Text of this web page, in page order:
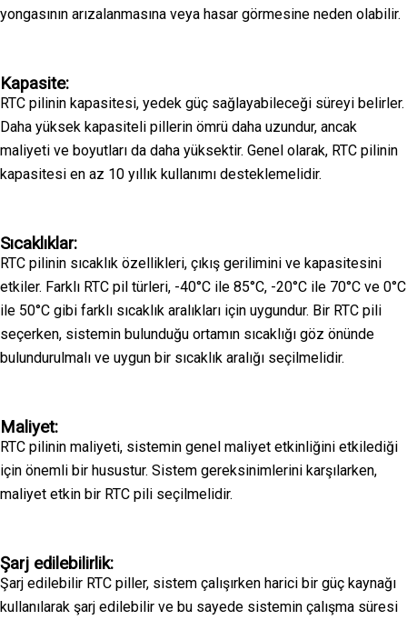
yongasının arızalanmasına veya hasar görmesine neden olabilir.
Kapasite:
RTC pilinin kapasitesi, yedek güç sağlayabileceği süreyi belirler.
Daha yüksek kapasiteli pillerin ömrü daha uzundur, ancak
maliyeti ve boyutları da daha yüksektir. Genel olarak, RTC pilinin
kapasitesi en az 10 yıllık kullanımı desteklemelidir.
Sıcaklıklar:
RTC pilinin sıcaklık özellikleri, çıkış gerilimini ve kapasitesini
etkiler. Farklı RTC pil türleri, -40°C ile 85°C, -20°C ile 70°C ve 0°C
ile 50°C gibi farklı sıcaklık aralıkları için uygundur. Bir RTC pili
seçerken, sistemin bulunduğu ortamın sıcaklığı göz önünde
bulundurulmalı ve uygun bir sıcaklık aralığı seçilmelidir.
Maliyet:
RTC pilinin maliyeti, sistemin genel maliyet etkinliğini etkilediği
için önemli bir husustur. Sistem gereksinimlerini karşılarken,
maliyet etkin bir RTC pili seçilmelidir.
Şarj edilebilirlik:
Şarj edilebilir RTC piller, sistem çalışırken harici bir güç kaynağı
kullanılarak şarj edilebilir ve bu sayede sistemin çalışma süresi